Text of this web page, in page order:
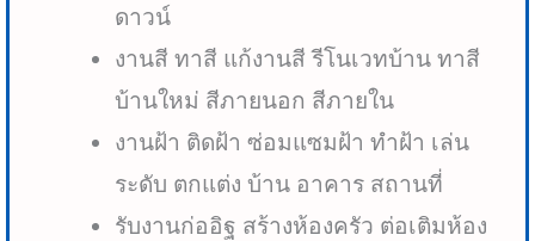
ดาวน์
งานสี ทาสี แก้งานสี รีโนเวทบ้าน ทาสี
บ้านใหม่ สีภายนอก สีภายใน
งานฝ้า ติดฝ้า ซ่อมแซมฝ้า ทำฝ้า เล่น
ระดับ ตกแต่ง บ้าน อาคาร สถานที่
รับงานก่ออิฐ สร้างห้องครัว ต่อเติมห้อง